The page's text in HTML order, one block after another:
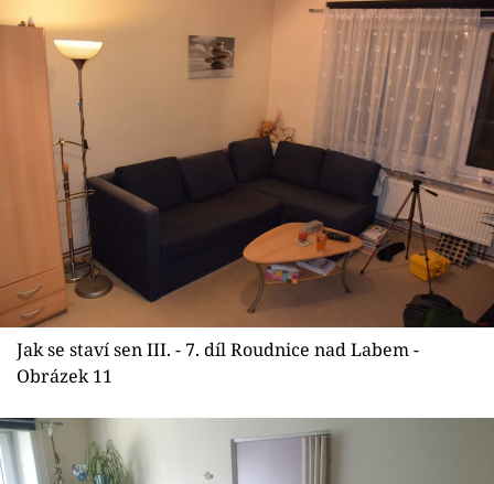
Jak se staví sen III. - 7. díl Roudnice nad Labem -
Obrázek 11